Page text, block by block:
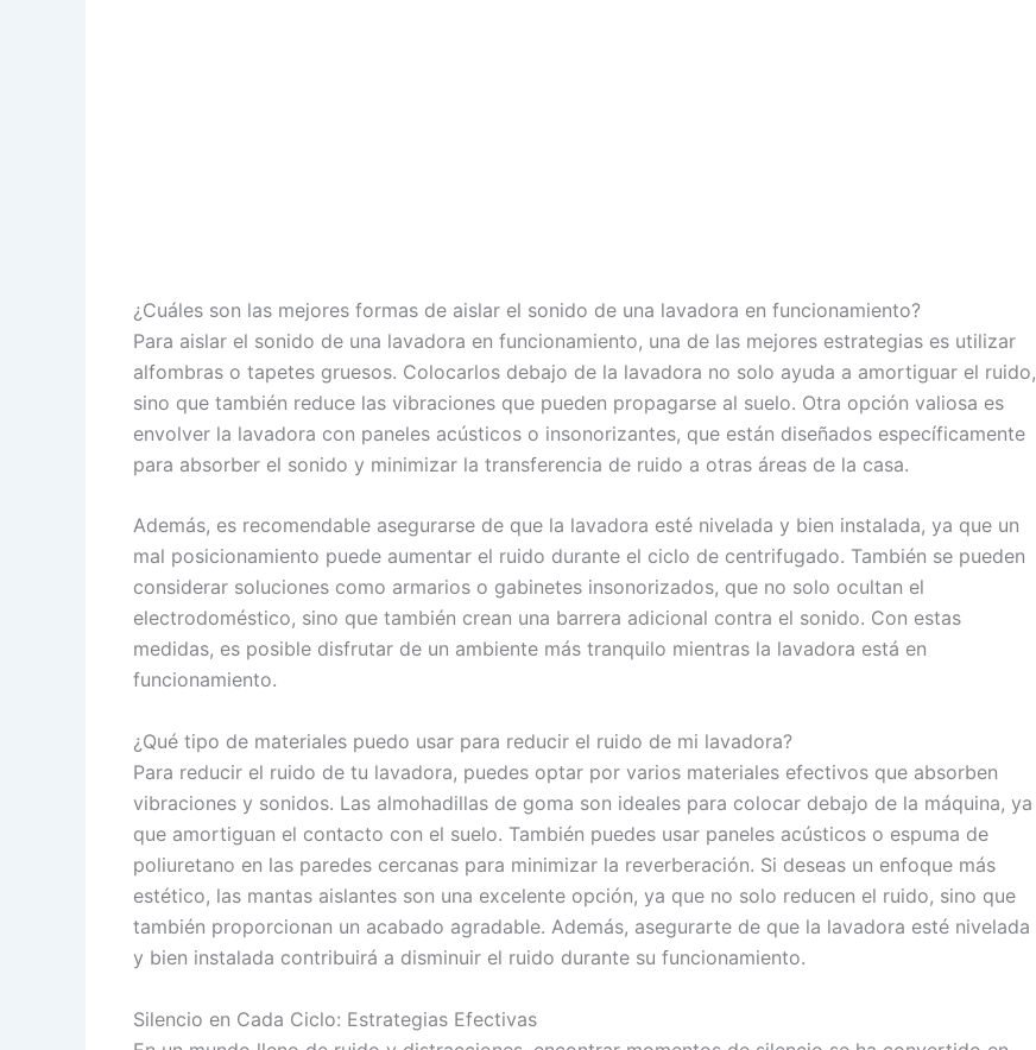
¿Cuáles son las mejores formas de aislar el sonido de una lavadora en funcionamiento?
Para aislar el sonido de una lavadora en funcionamiento, una de las mejores estrategias es utilizar
alfombras o tapetes gruesos. Colocarlos debajo de la lavadora no solo ayuda a amortiguar el ruido,
sino que también reduce las vibraciones que pueden propagarse al suelo. Otra opción valiosa es
envolver la lavadora con paneles acústicos o insonorizantes, que están diseñados específicamente
para absorber el sonido y minimizar la transferencia de ruido a otras áreas de la casa.
Además, es recomendable asegurarse de que la lavadora esté nivelada y bien instalada, ya que un
mal posicionamiento puede aumentar el ruido durante el ciclo de centrifugado. También se pueden
considerar soluciones como armarios o gabinetes insonorizados, que no solo ocultan el
electrodoméstico, sino que también crean una barrera adicional contra el sonido. Con estas
medidas, es posible disfrutar de un ambiente más tranquilo mientras la lavadora está en
funcionamiento.
¿Qué tipo de materiales puedo usar para reducir el ruido de mi lavadora?
Para reducir el ruido de tu lavadora, puedes optar por varios materiales efectivos que absorben
vibraciones y sonidos. Las almohadillas de goma son ideales para colocar debajo de la máquina, ya
que amortiguan el contacto con el suelo. También puedes usar paneles acústicos o espuma de
poliuretano en las paredes cercanas para minimizar la reverberación. Si deseas un enfoque más
estético, las mantas aislantes son una excelente opción, ya que no solo reducen el ruido, sino que
también proporcionan un acabado agradable. Además, asegurarte de que la lavadora esté nivelada
y bien instalada contribuirá a disminuir el ruido durante su funcionamiento.
Silencio en Cada Ciclo: Estrategias Efectivas